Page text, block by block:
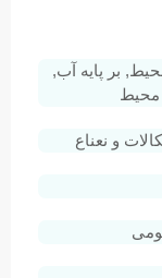
بر پایه آب,
و نعناع